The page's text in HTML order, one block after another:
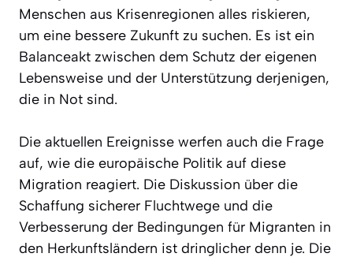
Menschen aus Krisenregionen alles riskieren,
um eine bessere Zukunft zu suchen. Es ist ein
Balanceakt zwischen dem Schutz der eigenen
Lebensweise und der Unterstützung derjenigen,
die in Not sind.
Die aktuellen Ereignisse werfen auch die Frage
auf, wie die europäische Politik auf diese
Migration reagiert. Die Diskussion über die
Schaffung sicherer Fluchtwege und die
Verbesserung der Bedingungen für Migranten in
den Herkunftsländern ist dringlicher denn je. Die